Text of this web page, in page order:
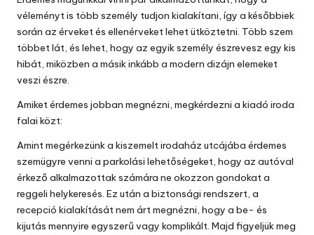
véleményt is több személy tudjon kialakítani, így a későbbiek
során az érveket és ellenérveket lehet ütköztetni. Több szem
többet lát, és lehet, hogy az egyik személy észrevesz egy kis
hibát, miközben a másik inkább a modern dizájn elemeket
veszi észre.
Amiket érdemes jobban megnézni, megkérdezni a kiadó iroda
falai közt:
Amint megérkezünk a kiszemelt irodaház utcájába érdemes
szemügyre venni a parkolási lehetőségeket, hogy az autóval
érkező alkalmazottak számára ne okozzon gondokat a
reggeli helykeresés. Ez után a biztonsági rendszert, a
recepció kialakítását nem árt megnézni, hogy a be- és
kijutás mennyire egyszerű vagy komplikált. Majd figyeljük meg